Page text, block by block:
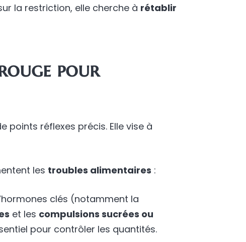
la restriction, elle cherche à rétablir
pour
points réflexes précis. Elle vise à
les troubles alimentaires :
clés (notamment la
et les compulsions sucrées ou
pour contrôler les quantités.